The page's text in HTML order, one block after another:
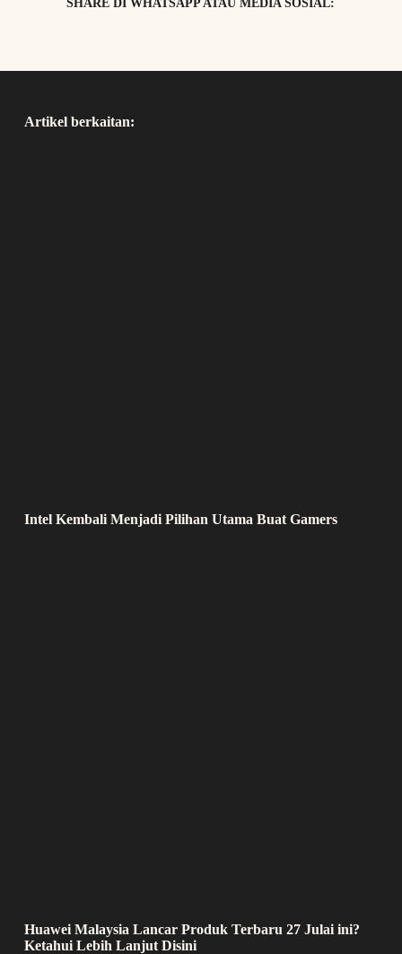
SHARE DI WHATSAPP ATAU MEDIA SOSIAL:
Artikel berkaitan:
Intel Kembali Menjadi Pilihan Utama Buat Gamers
Huawei Malaysia Lancar Produk Terbaru 27 Julai ini?
Ketahui Lebih Lanjut Disini